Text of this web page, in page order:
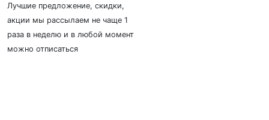
Лучшие предложение, скидки,
акции мы рассылаем не чаще 1
раза в неделю и в любой момент
можно отписаться